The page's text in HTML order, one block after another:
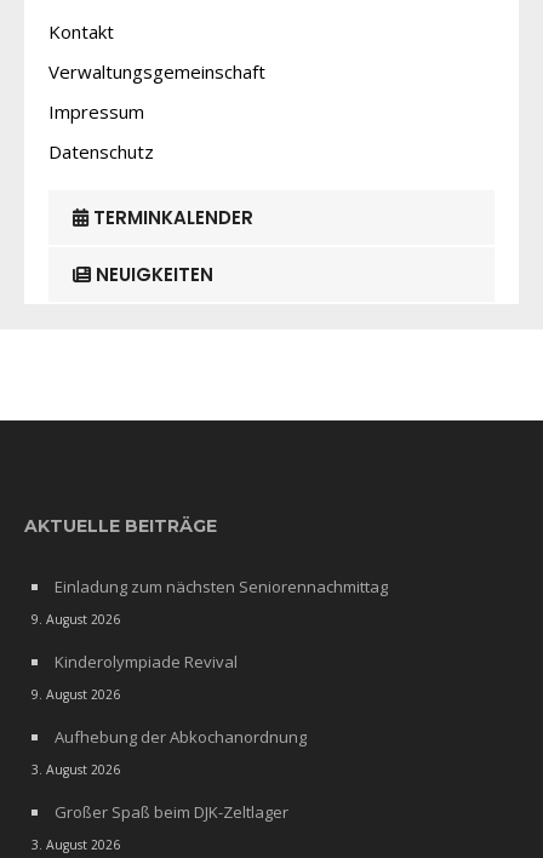
Kontakt
Verwaltungsgemeinschaft
Impressum
Datenschutz
TERMINKALENDER
NEUIGKEITEN
AKTUELLE BEITRÄGE
Einladung zum nächsten Seniorennachmittag
9. August 2026
Kinderolympiade Revival
9. August 2026
Aufhebung der Abkochanordnung
3. August 2026
Großer Spaß beim DJK-Zeltlager
3. August 2026